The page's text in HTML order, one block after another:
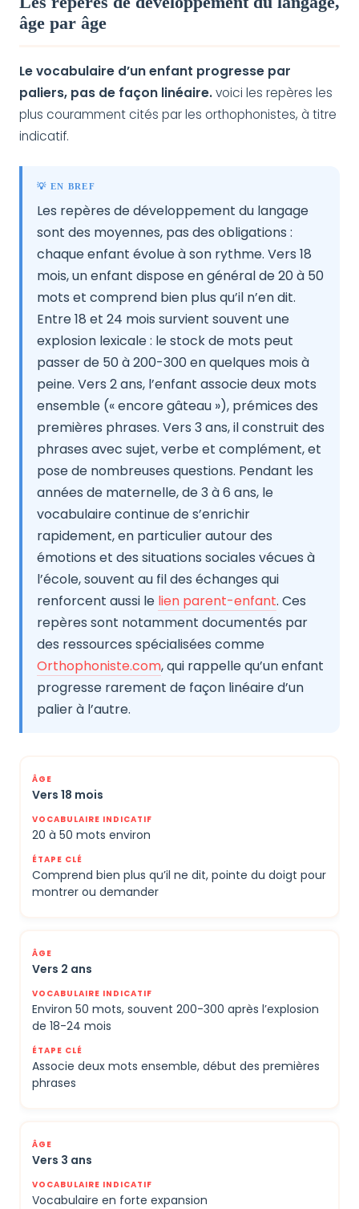
âge par âge
Le vocabulaire d’un enfant progresse par
paliers, pas de façon linéaire.voici les repères les
plus couramment cités par les orthophonistes, à titre
indicatif.
💡 EN BREF
Les repères de développement du langage
sont des moyennes, pas des obligations :
chaque enfant évolue à son rythme. Vers 18
mois, un enfant dispose en général de 20 à 50
mots et comprend bien plus qu’il n’en dit.
Entre 18 et 24 mois survient souvent une
explosion lexicale : le stock de mots peut
passer de 50 à 200-300 en quelques mois à
peine. Vers 2 ans, l’enfant associe deux mots
ensemble (« encore gâteau »), prémices des
premières phrases. Vers 3 ans, il construit des
phrases avec sujet, verbe et complément, et
pose de nombreuses questions. Pendant les
années de maternelle, de 3 à 6 ans, le
vocabulaire continue de s’enrichir
rapidement, en particulier autour des
émotions et des situations sociales vécues à
l’école, souvent au fil des échanges qui
renforcent aussi le lien parent-enfant. Ces
repères sont notamment documentés par
des ressources spécialisées comme
Orthophoniste.com, qui rappelle qu’un enfant
progresse rarement de façon linéaire d’un
palier à l’autre.
Vers 18 mois
20 à 50 mots environ
Comprend bien plus qu’il ne dit, pointe du doigt pour
montrer ou demander
Vers 2 ans
Environ 50 mots, souvent 200-300 après l’explosion
de 18-24 mois
Associe deux mots ensemble, début des premières
phrases
Vers 3 ans
Vocabulaire en forte expansion